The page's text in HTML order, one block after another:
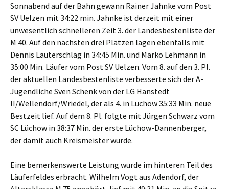
Sonnabend auf der Bahn gewann Rainer Jahnke vom Post
SV Uelzen mit 34:22 min. Jahnke ist derzeit mit einer
unwesentlich schnelleren Zeit 3. der Landesbestenliste der
M 40. Auf den nächsten drei Plätzen lagen ebenfalls mit
Dennis Lauterschlag in 34:45 Min. und Marko Lehmann in
35:00 Min. Läufer vom Post SV Uelzen. Vom 8. auf den 3. Pl.
der aktuellen Landesbestenliste verbesserte sich der A-
Jugendliche Sven Schenk von der LG Hanstedt
II/Wellendorf/Wriedel, der als 4. in Lüchow 35:33 Min. neue
Bestzeit lief. Auf dem 8. Pl. folgte mit Jürgen Schwarz vom
SC Lüchow in 38:37 Min. der erste Lüchow-Dannenberger,
der damit auch Kreismeister wurde.
Eine bemerkenswerte Leistung wurde im hinteren Teil des
Läuferfeldes erbracht. Wilhelm Vogt aus Adendorf, der